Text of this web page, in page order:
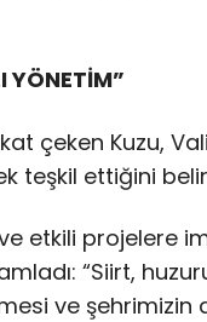
YÖNETİM”
çeken Kuzu,
teşkil ettiğini
ve etkili projelere
“Siirt,
ve